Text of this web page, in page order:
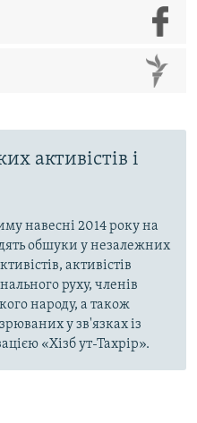
активістів і
навесні 2014 року на
обшуки у незалежних
активістів
руху, членів
народу, а також
у зв'язках із
«Хізб ут-Тахрір».